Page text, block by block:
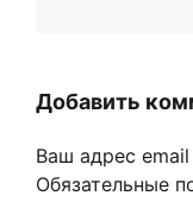
Добавить
Ваш адрес email
Обязательные